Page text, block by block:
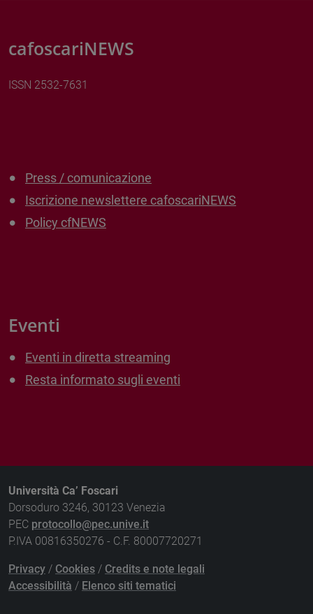
cafoscariNEWS
ISSN 2532-7631
Press / comunicazione
Iscrizione newslettere cafoscariNEWS
Policy cfNEWS
Eventi
Eventi in diretta streaming
Resta informato sugli eventi
Università Ca’ Foscari
Dorsoduro 3246, 30123 Venezia
PEC protocollo@pec.unive.it
P.IVA 00816350276 - C.F. 80007720271
Privacy / Cookies / Credits e note legali
Accessibilità / Elenco siti tematici